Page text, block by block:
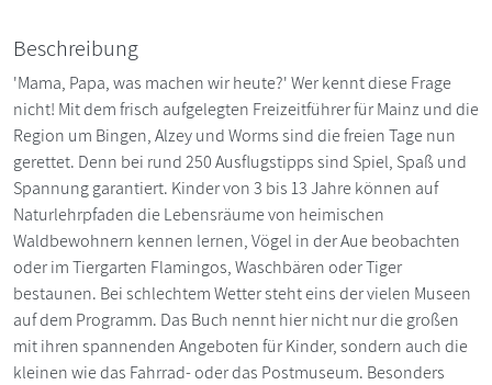
Beschreibung
'Mama, Papa, was machen wir heute?' Wer kennt diese Frage
nicht! Mit dem frisch aufgelegten Freizeitführer für Mainz und die
Region um Bingen, Alzey und Worms sind die freien Tage nun
gerettet. Denn bei rund 250 Ausflugstipps sind Spiel, Spaß und
Spannung garantiert. Kinder von 3 bis 13 Jahre können auf
Naturlehrpfaden die Lebensräume von heimischen
Waldbewohnern kennen lernen, Vögel in der Aue beobachten
oder im Tiergarten Flamingos, Waschbären oder Tiger
bestaunen. Bei schlechtem Wetter steht eins der vielen Museen
auf dem Programm. Das Buch nennt hier nicht nur die großen
mit ihren spannenden Angeboten für Kinder, sondern auch die
kleinen wie das Fahrrad- oder das Postmuseum. Besonders